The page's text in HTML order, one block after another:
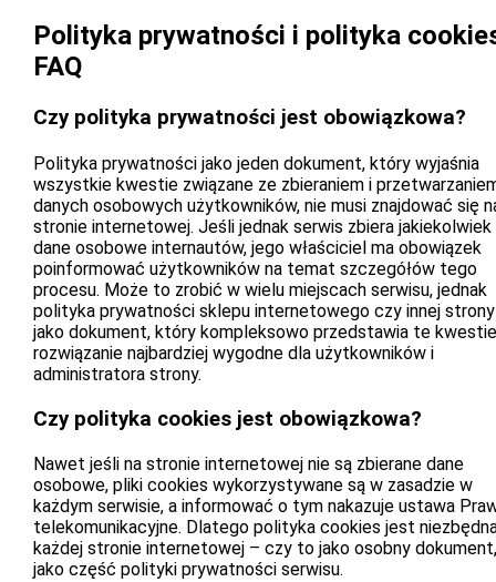
Polityka prywatności i polityka
FAQ
Czy polityka prywatności jest obowiązkowa?
Polityka prywatności jako jeden dokument, który wyjaśnia
wszystkie kwestie związane ze zbieraniem i
danych osobowych użytkowników, nie musi znajdować się
stronie internetowej. Jeśli jednak serwis zbiera jakiekolwiek
dane osobowe internautów, jego właściciel ma obowiązek
poinformować użytkowników na temat szczegółów tego
procesu. Może to zrobić w wielu miejscach serwisu, jednak
polityka prywatności sklepu internetowego czy innej strony
jako dokument, który kompleksowo przedstawia te
rozwiązanie najbardziej wygodne dla użytkowników i
administratora strony.
Czy polityka cookies jest obowiązkowa?
Nawet jeśli na stronie internetowej nie są zbierane dane
osobowe, pliki cookies wykorzystywane są w zasadzie w
każdym serwisie, a informować o tym nakazuje ustawa
telekomunikacyjne. Dlatego polityka cookies jest
każdej stronie internetowej – czy to jako osobny
jako część polityki prywatności serwisu.